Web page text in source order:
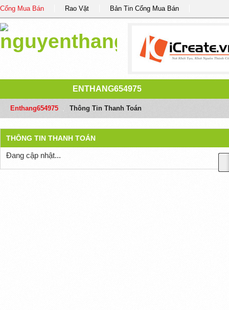
Cổng Mua Bán Rao Vặt Bản Tin Cổng Mua Bán
ENTHANG654975
Enthang654975 Thông Tin Thanh Toán
THÔNG TIN THANH TOÁN
Đang cập nhật...